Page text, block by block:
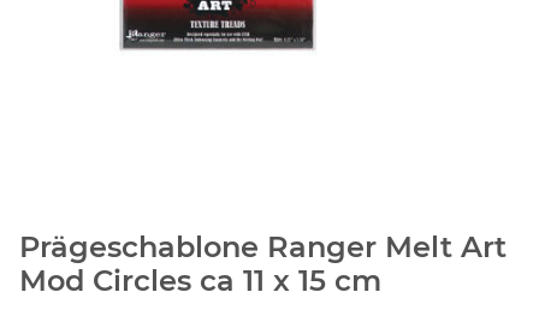
Prägeschablone Ranger Melt Art
Mod Circles ca 11 x 15 cm